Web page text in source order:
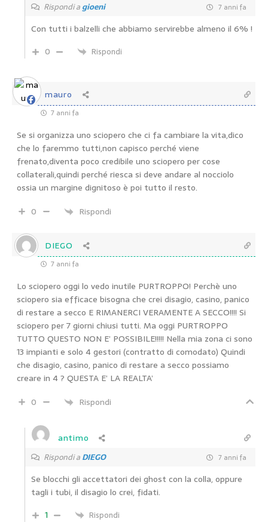
Rispondi agioeni 7 anni fa
Con tutti i balzelli che abbiamo servirebbe almeno il 6% !
0
Rispondi
mauro
7 anni fa
Se si organizza uno sciopero che ci fa cambiare la vita,dico
che lo faremmo tutti,non capisco perché viene
frenato,diventa poco credibile uno sciopero per cose
collaterali,quindi perché riesca si deve andare al nocciolo
ossia un margine dignitoso è poi tutto il resto.
0
Rispondi
DIEGO
7 anni fa
Lo sciopero oggi lo vedo inutile PURTROPPO! Perchè uno
sciopero sia efficace bisogna che crei disagio, casino, panico
di restare a secco E RIMANERCI VERAMENTE A SECCO!!!! Si
sciopero per 7 giorni chiusi tutti. Ma oggi PURTROPPO
TUTTO QUESTO NON E’ POSSIBILE!!!!! Nella mia zona ci sono
13 impianti e solo 4 gestori (contratto di comodato) Quindi
che disagio, casino, panico di restare a secco possiamo
creare in 4 ? QUESTA E’ LA REALTA’
0
Rispondi
antimo
Rispondi aDIEGO 7 anni fa
Se blocchi gli accettatori dei ghost con la colla, oppure
tagli i tubi, il disagio lo crei, fidati.
1
Rispondi